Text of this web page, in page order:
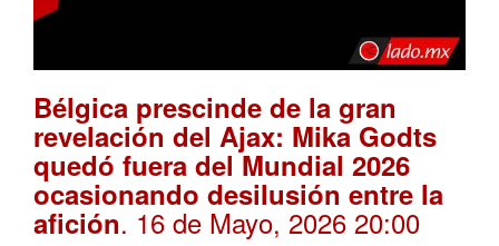
Bélgica prescinde de la gran
revelación del Ajax: Mika Godts
quedó fuera del Mundial 2026
ocasionando desilusión entre la
afición. 16 de Mayo, 2026 20:00